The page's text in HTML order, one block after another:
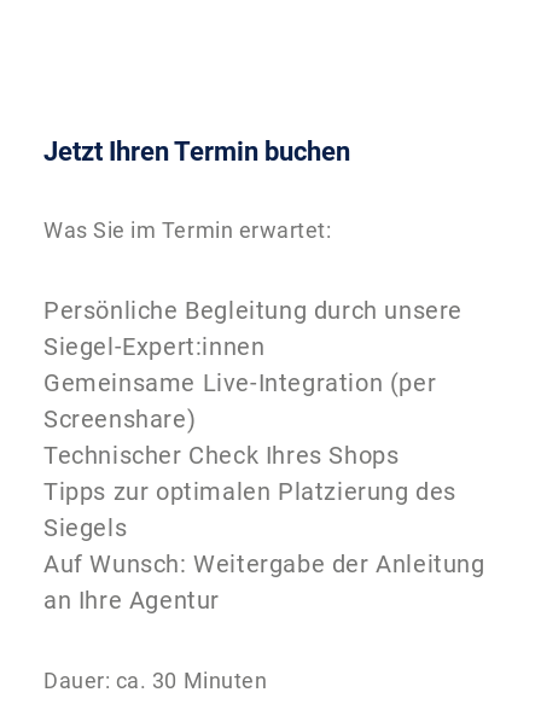
Jetzt Ihren Termin buchen
Was Sie im Termin erwartet:
Persönliche Begleitung durch unsere
Siegel-Expert:innen
Gemeinsame Live-Integration (per
Screenshare)
Technischer Check Ihres Shops
Tipps zur optimalen Platzierung des
Siegels
Auf Wunsch: Weitergabe der Anleitung
an Ihre Agentur
Dauer: ca. 30 Minuten